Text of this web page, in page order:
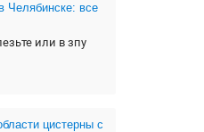
Челябинске: все
или в зпу
цистерны с